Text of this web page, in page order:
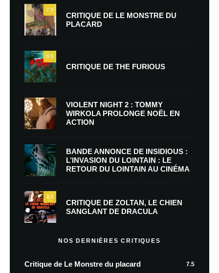
7.5
CRITIQUE DE LE MONSTRE DU
PLACARD
9.5
CRITIQUE DE THE FURIOUS
VIOLENT NIGHT 2 : TOMMY
WIRKOLA PROLONGE NOËL EN
ACTION
BANDE ANNONCE DE INSIDIOUS :
L’INVASION DU LOINTAIN : LE
RETOUR DU LOINTAIN AU CINÉMA
7.5
CRITIQUE DE ZOLTAN, LE CHIEN
SANGLANT DE DRACULA
NOS DERNIÈRES CRITIQUES
Critique de Le Monstre du placard 7.5